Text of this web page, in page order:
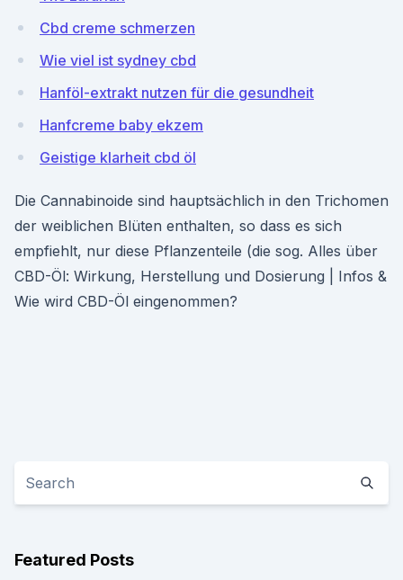
Cbd creme schmerzen
Wie viel ist sydney cbd
Hanföl-extrakt nutzen für die gesundheit
Hanfcreme baby ekzem
Geistige klarheit cbd öl
Die Cannabinoide sind hauptsächlich in den Trichomen
der weiblichen Blüten enthalten, so dass es sich
empfiehlt, nur diese Pflanzenteile (die sog. Alles über
CBD-Öl: Wirkung, Herstellung und Dosierung | Infos &
Wie wird CBD-Öl eingenommen?
Featured Posts